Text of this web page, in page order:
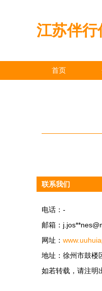
江苏伴行
首页
联系我们
电话：-
邮箱：j.jos**
网址：
地址：徐州市鼓楼
如若转载，请注明